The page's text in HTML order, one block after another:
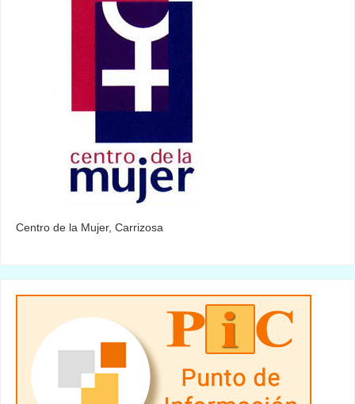
Centro de la Mujer, Carrizosa